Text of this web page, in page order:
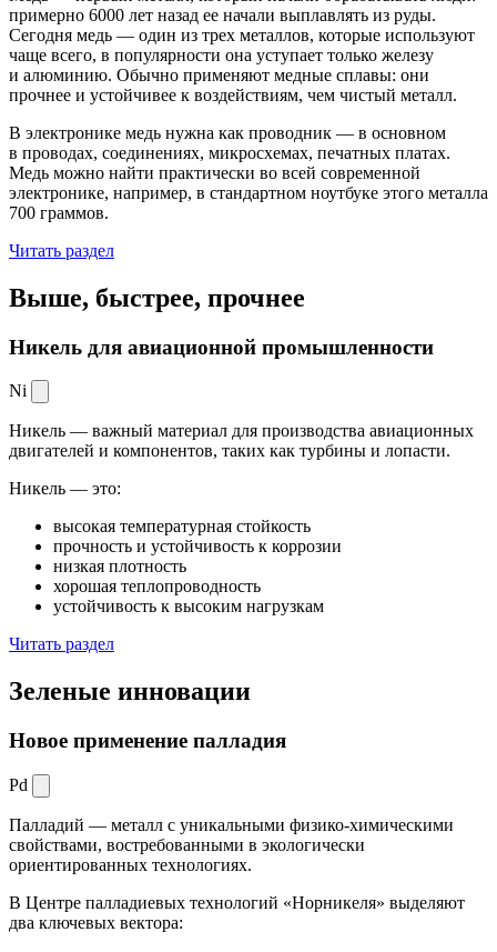
примерно 6000 лет назад ее начали выплавлять из руды.
Сегодня медь — один из трех металлов, которые используют
чаще всего, в популярности она уступает только железу
и алюминию. Обычно применяют медные сплавы: они
прочнее и устойчивее к воздействиям, чем чистый металл.
В электронике медь нужна как проводник — в основном
в проводах, соединениях, микросхемах, печатных платах.
Медь можно найти практически во всей современной
электронике, например, в стандартном ноутбуке этого металла
700 граммов.
Читать раздел
Выше, быстрее, прочнее
Никель для авиационной промышленности
Ni
Никель — важный материал для производства авиационных
двигателей и компонентов, таких как турбины и лопасти.
Никель — это:
высокая температурная стойкость
прочность и устойчивость к коррозии
низкая плотность
хорошая теплопроводность
устойчивость к высоким нагрузкам
Читать раздел
Зеленые инновации
Новое применение палладия
Pd
Палладий — металл с уникальными физико-химическими
свойствами, востребованными в экологически
ориентированных технологиях.
В Центре палладиевых технологий «Норникеля» выделяют
два ключевых вектора: